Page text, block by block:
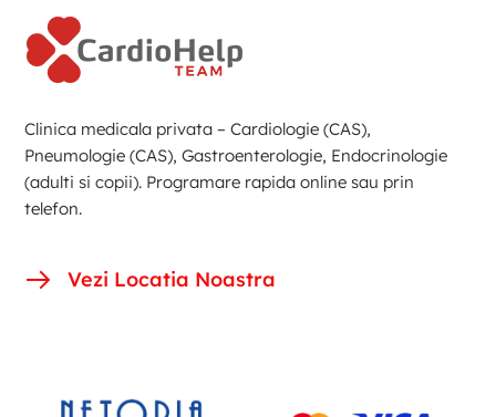
Clinica medicala privata – Cardiologie (CAS),
Pneumologie (CAS), Gastroenterologie, Endocrinologie
(adulti si copii). Programare rapida online sau prin
telefon.
Vezi Locatia Noastra